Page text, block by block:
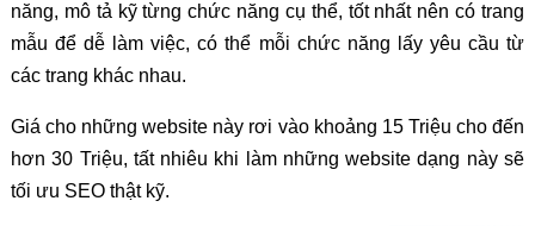
năng, mô tả kỹ từng chức năng cụ thể, tốt nhất nên có trang
mẫu để dễ làm việc, có thể mỗi chức năng lấy yêu cầu từ
các trang khác nhau.
Giá cho những website này rơi vào khoảng 15 Triệu cho đến
hơn 30 Triệu, tất nhiêu khi làm những website dạng này sẽ
tối ưu SEO thật kỹ.